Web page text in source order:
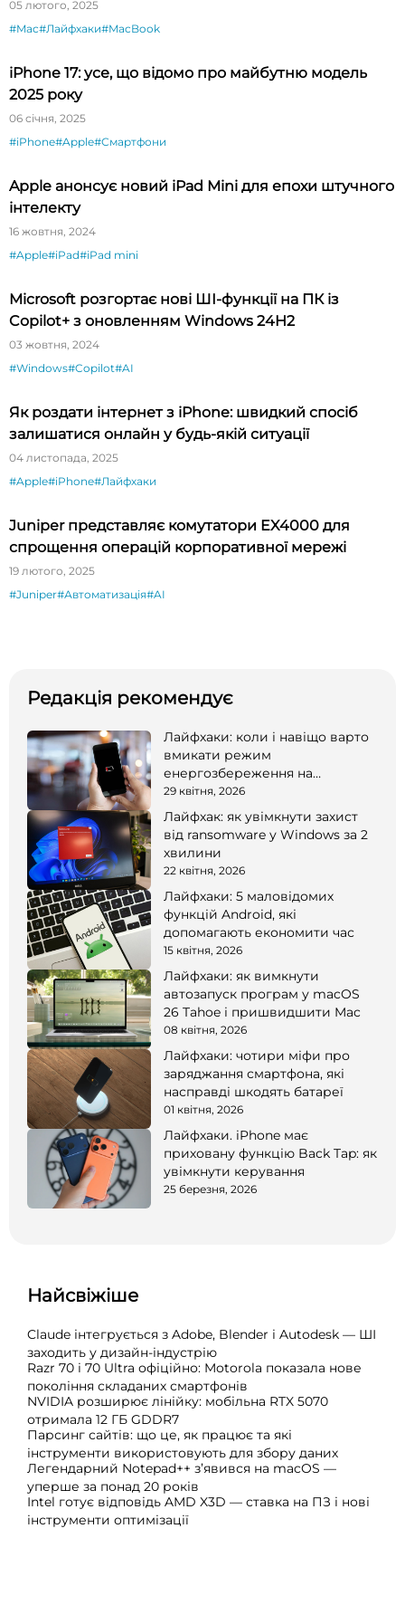
05 лютого, 2025
#Mac#Лайфхаки#MacBook
iPhone 17: усе, що відомо про майбутню модель
2025 року
06 січня, 2025
#iPhone#Apple#Смартфони
Apple анонсує новий iPad Mini для епохи штучного
інтелекту
16 жовтня, 2024
#Apple#iPad#iPad mini
Microsoft розгортає нові ШІ-функції на ПК із
Copilot+ з оновленням Windows 24H2
03 жовтня, 2024
#Windows#Copilot#AI
Як роздати інтернет з iPhone: швидкий спосіб
залишатися онлайн у будь-якій ситуації
04 листопада, 2025
#Apple#iPhone#Лайфхаки
Juniper представляє комутатори EX4000 для
спрощення операцій корпоративної мережі
19 лютого, 2025
#Juniper#Автоматизація#AI
Редакція рекомендує
Лайфхаки: коли і навіщо варто
вмикати режим
енергозбереження на
смартфоні
29 квітня, 2026
Лайфхак: як увімкнути захист
від ransomware у Windows за 2
хвилини
22 квітня, 2026
Лайфхаки: 5 маловідомих
функцій Android, які
допомагають економити час
15 квітня, 2026
Лайфхаки: як вимкнути
автозапуск програм у macOS
26 Tahoe і пришвидшити Mac
08 квітня, 2026
Лайфхаки: чотири міфи про
заряджання смартфона, які
насправді шкодять батареї
01 квітня, 2026
Лайфхаки. iPhone має
приховану функцію Back Tap: як
увімкнути керування
25 березня, 2026
Найсвіжіше
Claude інтегрується з Adobe, Blender і Autodesk — ШІ
заходить у дизайн-індустрію
Razr 70 і 70 Ultra офіційно: Motorola показала нове
покоління складаних смартфонів
NVIDIA розширює лінійку: мобільна RTX 5070
отримала 12 ГБ GDDR7
Парсинг сайтів: що це, як працює та які
інструменти використовують для збору даних
Легендарний Notepad++ з’явився на macOS —
уперше за понад 20 років
Intel готує відповідь AMD X3D — ставка на ПЗ і нові
інструменти оптимізації